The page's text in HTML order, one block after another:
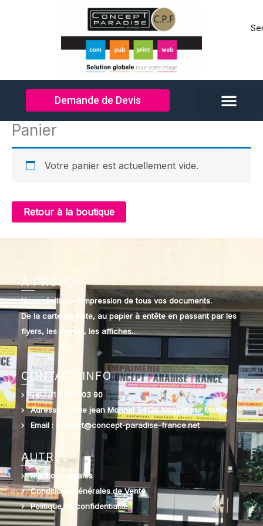
Demande de Devis
Panier
Votre panier est actuellement vide.
Retour à la boutique
A PROPOS
Nous réalisons l’impression de tous vos documents.
De la carte de viste, au papier à entête en passant par les
flyers, les menus, les affiches…
CONTACT INFO
Tél : 01 43 04 03 90
Adresse : 5 rue jean Monnet 94130 Nogent sur Marne
Email : contact@concept-paradise-france.net
AUTRES
Mentions légales
Conditions Générales de Vente
Politique de confidentialité